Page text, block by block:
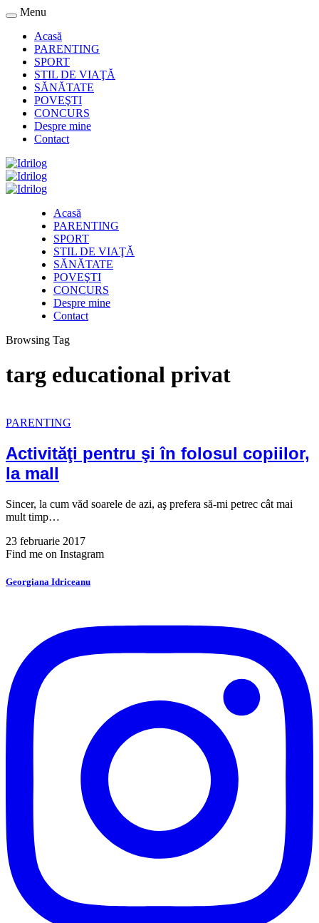
Menu
Acasă
PARENTING
SPORT
STIL DE VIAŢĂ
SĂNĂTATE
POVEŞTI
CONCURS
Despre mine
Contact
Acasă
PARENTING
SPORT
STIL DE VIAŢĂ
SĂNĂTATE
POVEŞTI
CONCURS
Despre mine
Contact
Browsing Tag
targ educational privat
PARENTING
Activităţi pentru şi în folosul copiilor,
la mall
Sincer, la cum văd soarele de azi, aş prefera să-mi petrec cât mai
mult timp…
23 februarie 2017
Find me on Instagram
Georgiana Idriceanu